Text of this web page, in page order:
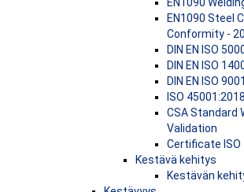
EN1090 Steel
Conformity -
DIN EN ISO
DIN EN ISO
DIN EN ISO
ISO 45001:2018
CSA Standard
Validation
Certificate ISO
Kestävä kehitys
Kestävän